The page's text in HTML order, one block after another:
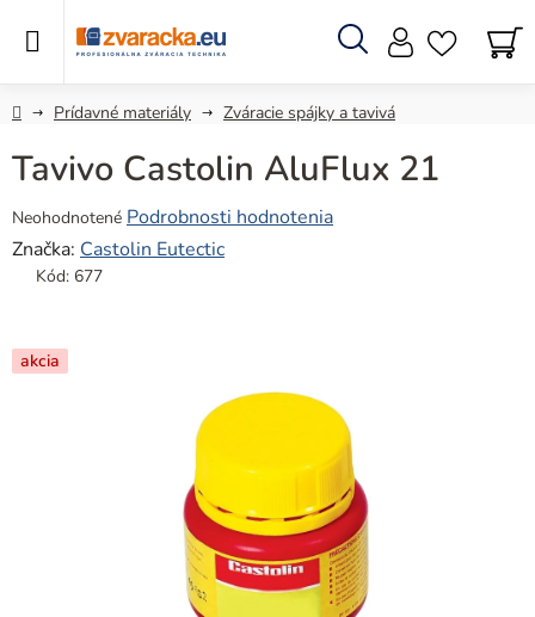
Hľadať
DomovPrídavné materiály Zváracie spájky a tavivá
Tavivo Castolin AluFlux 21
Priemerné
hodnotenie
produktu
z
5
Neohodnotené Podrobnosti hodnotenia
Značka: Castolin Eutectic
Kód: 677
akcia